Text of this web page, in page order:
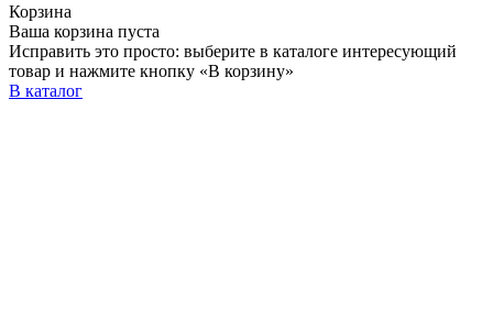
Корзина
Ваша корзина пуста
Исправить это просто: выберите в каталоге интересующий
товар и нажмите кнопку «В корзину»
В каталог